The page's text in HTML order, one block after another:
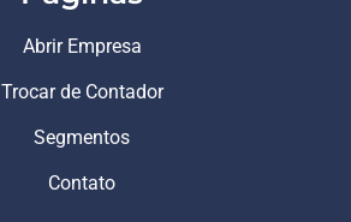
Abrir Empresa
Trocar de Contador
Segmentos
Contato